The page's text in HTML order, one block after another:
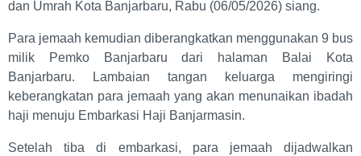
dan Umrah Kota Banjarbaru, Rabu (06/05/2026) siang.
Para jemaah kemudian diberangkatkan menggunakan 9 bus
milik Pemko Banjarbaru dari halaman Balai Kota
Banjarbaru. Lambaian tangan keluarga mengiringi
keberangkatan para jemaah yang akan menunaikan ibadah
haji menuju Embarkasi Haji Banjarmasin.
Setelah tiba di embarkasi, para jemaah dijadwalkan